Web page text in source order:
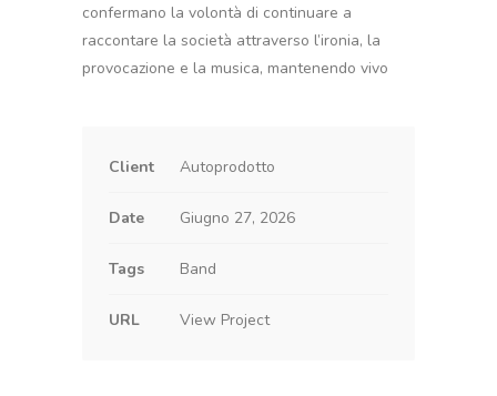
confermano la volontà di continuare a
raccontare la società attraverso l’ironia, la
provocazione e la musica, mantenendo vivo
Client Autoprodotto
Date Giugno 27, 2026
Tags Band
URL View Project